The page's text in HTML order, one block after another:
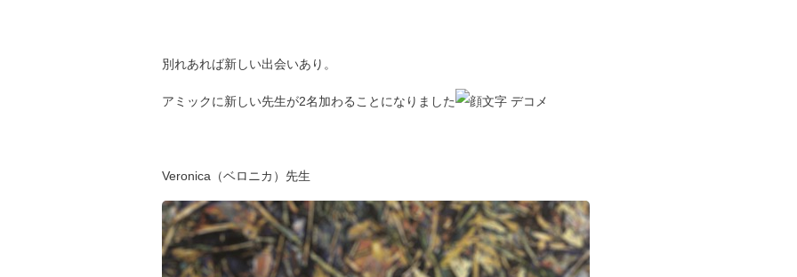
別れあれば新しい出会いあり。
アミックに新しい先生が2名加わることになりました
Veronica（ベロニカ）先生